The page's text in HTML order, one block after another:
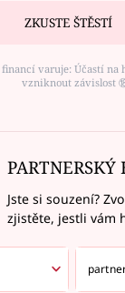
ZKUSTE ŠTĚSTÍ
varuje: Účastí na
vzniknout závislost
PARTNERSKÝ
Jste si souzení?
zjistěte, jestli vám